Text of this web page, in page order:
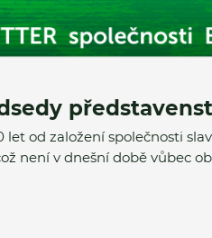
let od založení společnosti
není v dnešní době vůbec